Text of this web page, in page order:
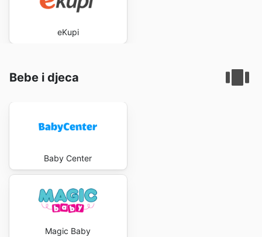
eKupi
Bebe i djeca
Baby Center
Magic Baby